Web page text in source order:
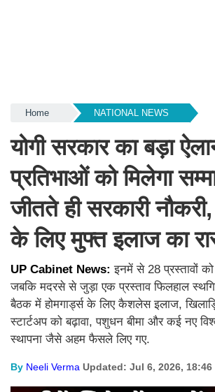
Home NATIONAL NEWS
योगी सरकार का बड़ा
प्रतिभाओं को मिलेगा
जीतते ही सरकारी नौकरी,
के लिए मुफ्त इलाज का
UP Cabinet News:इनमें से 28 प्रस्तावों
जबकि मदरसे से जुड़ा एक प्रस्ताव फिलहाल
बैठक में होमगार्ड्स के लिए कैशलेस इलाज,
स्टार्टअप को बढ़ावा, पशुधन बीमा और कई नए
स्थापना जैसे अहम फैसले लिए गए.
By Neeli Verma Updated: Jul 6, 2026, 18:46